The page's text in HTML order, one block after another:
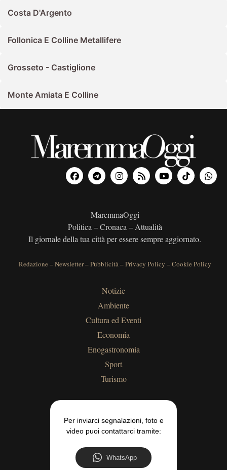
Costa D'Argento
Follonica E Colline Metallifere
Grosseto - Castiglione
Monte Amiata E Colline
MaremmaOggi
Politica – Cronaca – Attualità
Il giornale della tua città per essere sempre aggiornato.
Redazione –Newsletter–Pubblicità–Privacy Policy –Cookie Policy
Notizie
Ambiente
Cultura ed Eventi
Economia
Enogastronomia
Sport
Turismo
Per inviarci segnalazioni, foto e
video puoi contattarci tramite:
WhatsApp